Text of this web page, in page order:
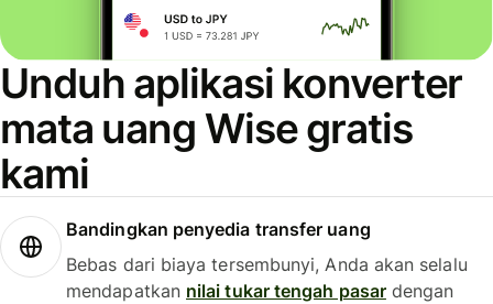
Unduh aplikasi konverter
mata uang Wise gratis
kami
Bandingkan penyedia transfer uang
Bebas dari biaya tersembunyi, Anda akan selalu
mendapatkan nilai tukar tengah pasardengan